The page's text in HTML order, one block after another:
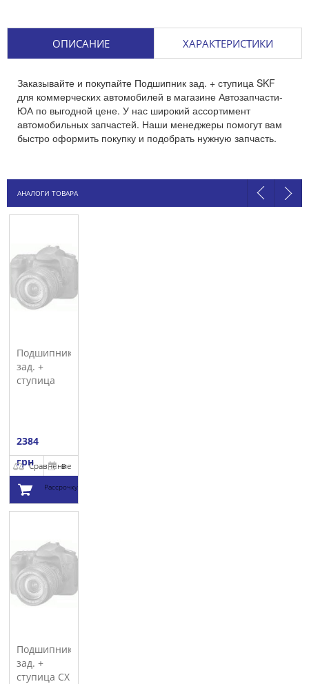
ОПИСАНИЕ ХАРАКТЕРИСТИКИ
Заказывайте и покупайте Подшипник зад. + ступица SKF
для коммерческих автомобилей в магазине Автозапчасти-
ЮА по выгодной цене. У нас широкий ассортимент
автомобильных запчастей. Наши менеджеры помогут вам
быстро оформить покупку и подобрать нужную запчасть.
АНАЛОГИ ТОВАРА
Подшипник
зад. +
ступица
2384
грнСравнение
В
Рассрочку
корзину
Подшипник
зад. +
ступица CX